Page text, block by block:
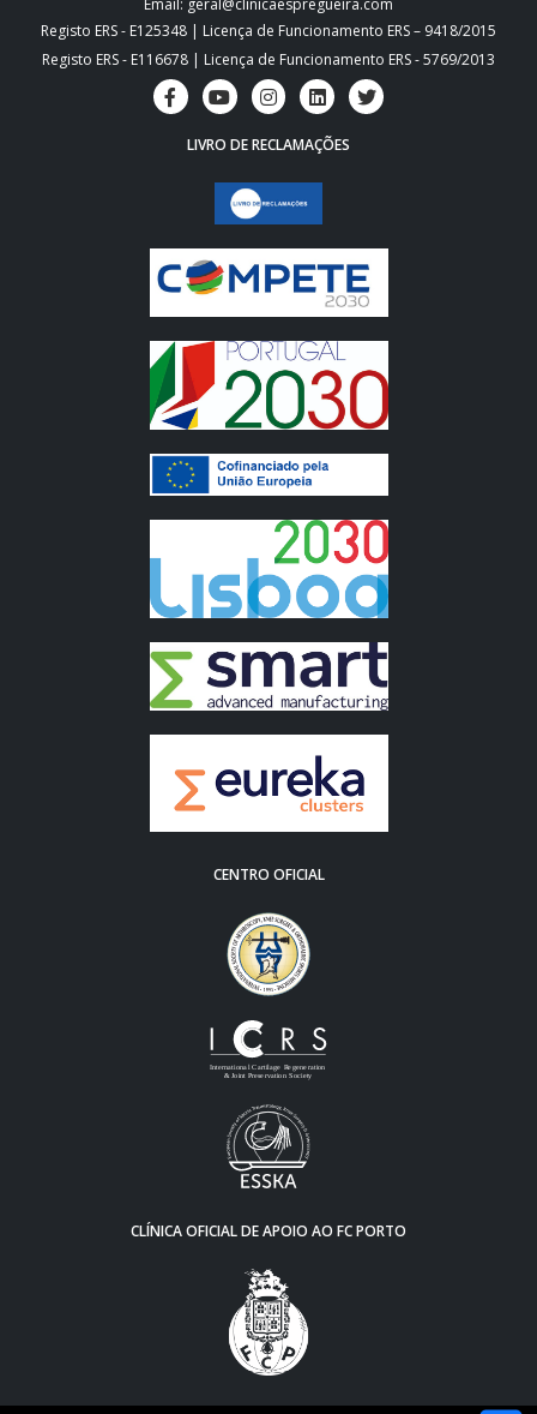
Email: geral@clinicaespregueira.com
Registo ERS - E125348 | Licença de Funcionamento ERS – 9418/2015
Registo ERS - E116678 | Licença de Funcionamento ERS - 5769/2013
LIVRO DE RECLAMAÇÕES
CENTRO OFICIAL
CLÍNICA OFICIAL DE APOIO AO FC PORTO